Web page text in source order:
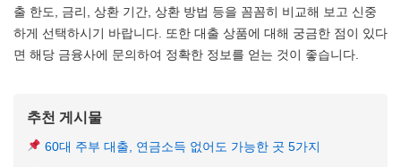
출 한도, 금리, 상환 기간, 상환 방법 등을 꼼꼼히 비교해 보고 신중
하게 선택하시기 바랍니다. 또한 대출 상품에 대해 궁금한 점이 있다
면 해당 금융사에 문의하여 정확한 정보를 얻는 것이 좋습니다.
추천 게시물
60대 주부 대출, 연금소득 없어도 가능한 곳 5가지